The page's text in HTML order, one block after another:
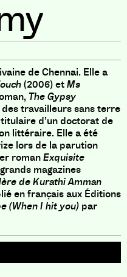
de Chennai. Elle a
(2006) etMs
The Gypsy
travailleurs sans terre
d’un doctorat de
littéraire. Elle a été
lors de la parution
romanExquisite
magazines
de Kurathi Amman
en français aux Éditions
(When I hit you) par